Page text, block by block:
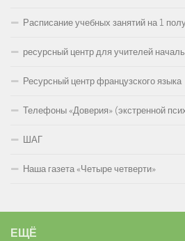
Расписание учебных занятий на 1
ресурсный центр для учителей
Ресурсный центр французского языка
Телефоны «Доверия» (экстренной
ШАГ
Наша газета «Четыре четверти»
ЕЩЁ